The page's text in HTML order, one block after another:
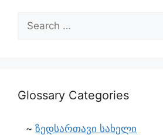
Glossary Categories
ზედსართავი სახელი